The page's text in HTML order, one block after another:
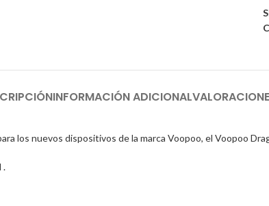
INFORMACIÓN ADICIONAL
los nuevos dispositivos de la marca Voopoo, el Voopoo
.